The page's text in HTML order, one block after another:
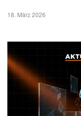
18. März 2026